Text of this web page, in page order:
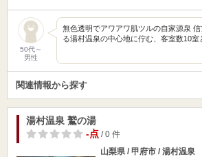
50代～
男性
無色透明でアワアワ肌ツルの自家源泉
る湯村温泉の中心地に佇む、客室数10室
関連情報から探す
湯村温泉 鷲の湯
-点/ 0 件
山梨県 / 甲府市 / 湯村温泉